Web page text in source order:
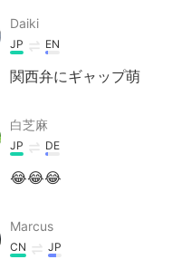
Daiki
JP EN
関西弁にギャップ萌
白芝麻
JP DE
😂😂😂
Marcus
CN JP